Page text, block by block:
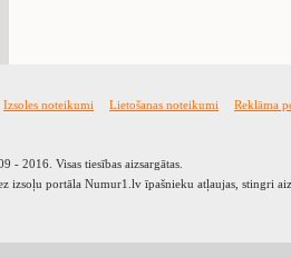
Izsoles noteikumi Lietošanas noteikumi
Reklāma
- 2016. Visas tiesības aizsargātas.
izsoļu portāla Numur1.lv īpašnieku atļaujas, stingri